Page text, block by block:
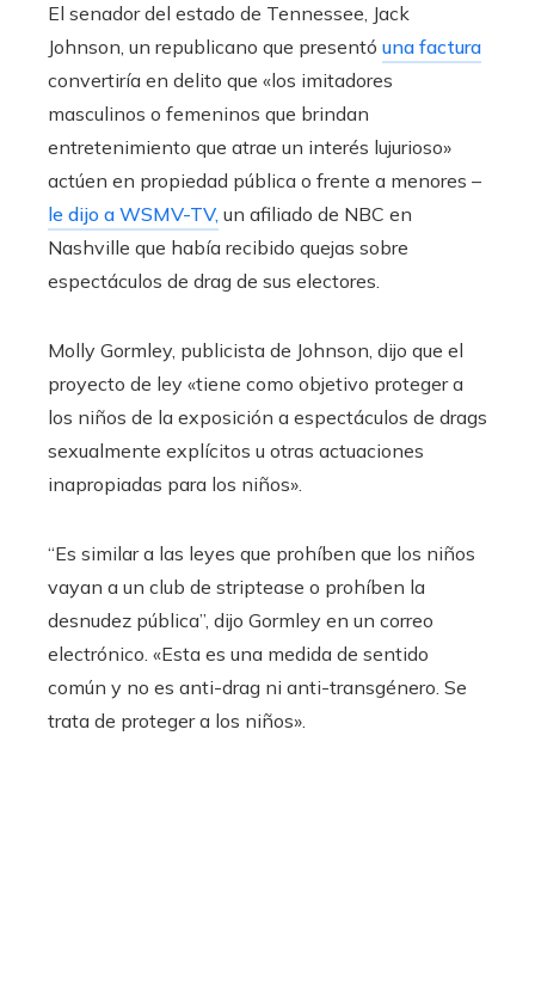
El senador del estado de Tennessee, Jack
Johnson, un republicano que presentó una factura
convertiría en delito que «los imitadores
masculinos o femeninos que brindan
entretenimiento que atrae un interés lujurioso»
actúen en propiedad pública o frente a menores –
le dijo a WSMV-TV, un afiliado de NBC en
Nashville que había recibido quejas sobre
espectáculos de drag de sus electores.
Molly Gormley, publicista de Johnson, dijo que el
proyecto de ley «tiene como objetivo proteger a
los niños de la exposición a espectáculos de drags
sexualmente explícitos u otras actuaciones
inapropiadas para los niños».
“Es similar a las leyes que prohíben que los niños
vayan a un club de striptease o prohíben la
desnudez pública”, dijo Gormley en un correo
electrónico. «Esta es una medida de sentido
común y no es anti-drag ni anti-transgénero. Se
trata de proteger a los niños».